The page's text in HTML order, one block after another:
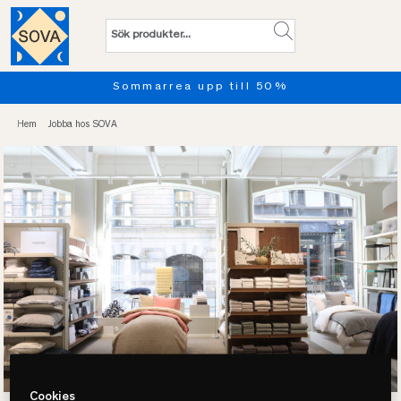
Sommarrea upp till 50%
Hem Jobba hos SOVA
Cookies